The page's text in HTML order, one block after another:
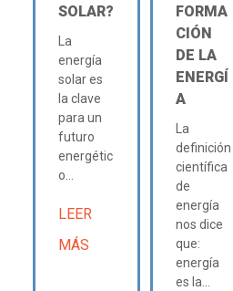
SOLAR?
La
energía
solar es
la clave
para un
futuro
energétic
o...
LEER
MÁS
FORMA
CIÓN
DE LA
ENERGÍ
A
La
definición
científica
de
energía
nos dice
que:
energía
es la...